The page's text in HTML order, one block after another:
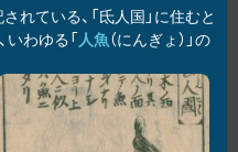
れている、「氐人国」に住むと
いわゆる「人魚（にんぎょ）」の